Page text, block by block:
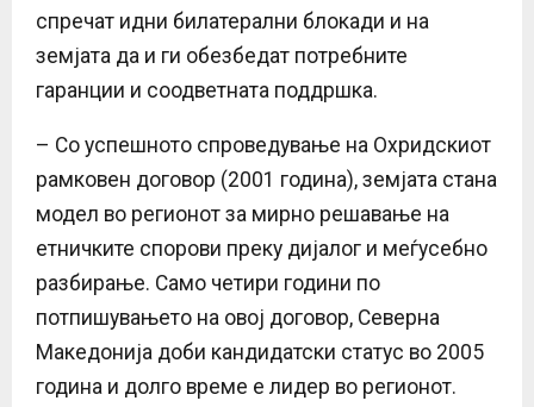
спречат идни билатерални блокади и на
земјата да и ги обезбедат потребните
гаранции и соодветната поддршка.
– Со успешното спроведување на Охридскиот
рамковен договор (2001 година), земјата стана
модел во регионот за мирно решавање на
етничките спорови преку дијалог и меѓусебно
разбирање. Само четири години по
потпишувањето на овој договор, Северна
Македонија доби кандидатски статус во 2005
година и долго време е лидер во регионот.